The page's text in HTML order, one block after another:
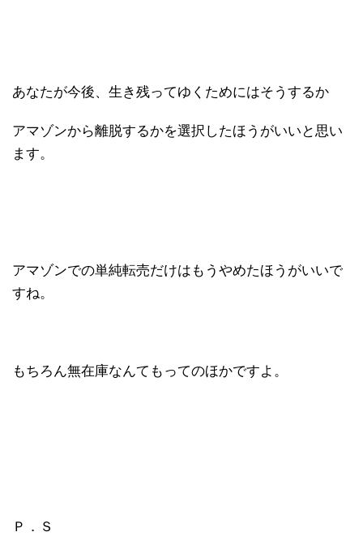
あなたが今後、生き残ってゆくためにはそうするか
アマゾンから離脱するかを選択したほうがいいと思い
ます。
アマゾンでの単純転売だけはもうやめたほうがいいで
すね。
もちろん無在庫なんてもってのほかですよ。
Ｐ．Ｓ